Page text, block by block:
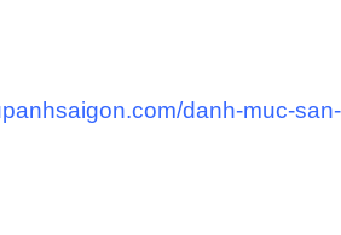
danh-muc-